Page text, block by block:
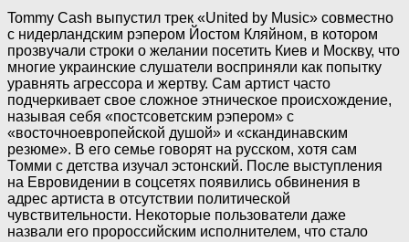
Tommy Cash выпустил трек «United by Music» совместно
с нидерландским рэпером Йостом Кляйном, в котором
прозвучали строки о желании посетить Киев и Москву, что
многие украинские слушатели восприняли как попытку
уравнять агрессора и жертву. Сам артист часто
подчеркивает свое сложное этническое происхождение,
называя себя «постсоветским рэпером» с
«восточноевропейской душой» и «скандинавским
резюме». В его семье говорят на русском, хотя сам
Томми с детства изучал эстонский. После выступления
на Евровидении в соцсетях появились обвинения в
адрес артиста в отсутствии политической
чувствительности. Некоторые пользователи даже
назвали его пророссийским исполнителем, что стало